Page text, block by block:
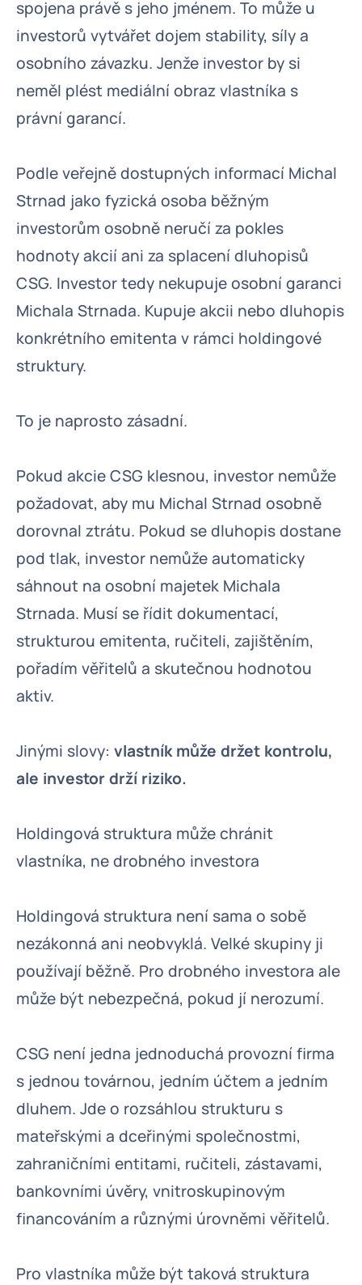
spojena právě s jeho jménem. To může u
investorů vytvářet dojem stability, síly a
osobního závazku. Jenže investor by si
neměl plést mediální obraz vlastníka s
právní garancí.
Podle veřejně dostupných informací Michal
Strnad jako fyzická osoba běžným
investorům osobně neručí za pokles
hodnoty akcií ani za splacení dluhopisů
CSG. Investor tedy nekupuje osobní garanci
Michala Strnada. Kupuje akcii nebo dluhopis
konkrétního emitenta v rámci holdingové
struktury.
To je naprosto zásadní.
Pokud akcie CSG klesnou, investor nemůže
požadovat, aby mu Michal Strnad osobně
dorovnal ztrátu. Pokud se dluhopis dostane
pod tlak, investor nemůže automaticky
sáhnout na osobní majetek Michala
Strnada. Musí se řídit dokumentací,
strukturou emitenta, ručiteli, zajištěním,
pořadím věřitelů a skutečnou hodnotou
aktiv.
Jinými slovy: vlastník může držet kontrolu,
ale investor drží riziko.
Holdingová struktura může chránit
vlastníka, ne drobného investora
Holdingová struktura není sama o sobě
nezákonná ani neobvyklá. Velké skupiny ji
používají běžně. Pro drobného investora ale
může být nebezpečná, pokud jí nerozumí.
CSG není jedna jednoduchá provozní firma
s jednou továrnou, jedním účtem a jedním
dluhem. Jde o rozsáhlou strukturu s
mateřskými a dceřinými společnostmi,
zahraničními entitami, ručiteli, zástavami,
bankovními úvěry, vnitroskupinovým
financováním a různými úrovněmi věřitelů.
Pro vlastníka může být taková struktura